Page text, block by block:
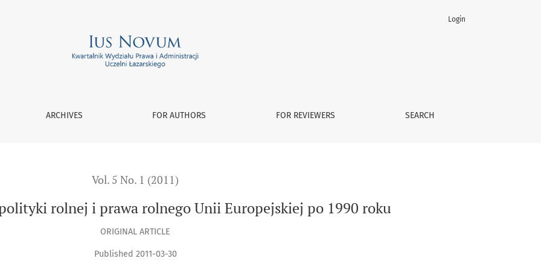
Unii Europejskiej po 1990 roku
ARCHIVES FOR AUTHORS FOR REVIEWERS SEARCH
Login
Vol. 5 No. 1 (2011)
rolnej i prawa rolnego Unii Europejskiej po 1990 roku
ORIGINAL ARTICLE
Published 2011-03-30